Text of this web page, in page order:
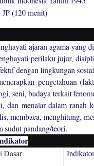
menit)
ajaran agama yang
perilaku jujur,
dengan lingkungan
pengetahuan
seni, budaya terkait
dan menalar dalam ranah
membaca, menghitung,
sudut pandang/teori.
Dasar